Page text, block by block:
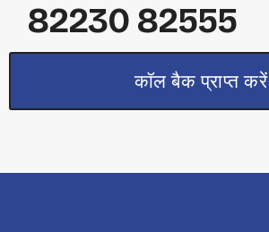
82230 82555
कॉल बैक प्राप्त करें